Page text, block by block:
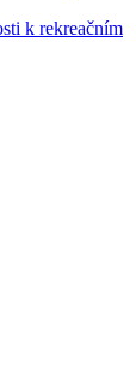
k rekreačním